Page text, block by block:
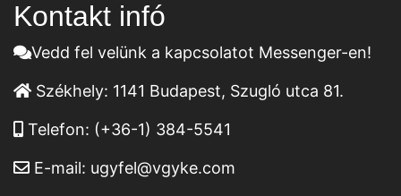
Kontakt infó
Vedd fel velünk a kapcsolatot Messenger-en!
Székhely: 1141 Budapest, Szugló utca 81.
Telefon: (+36-1) 384-5541
E-mail: ugyfel@vgyke.com